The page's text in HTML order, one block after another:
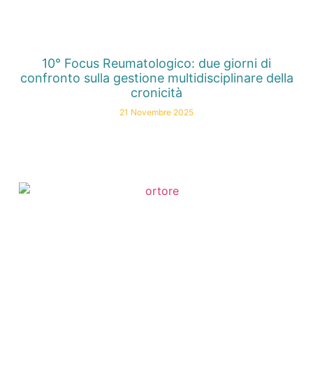
10° Focus Reumatologico: due giorni di
confronto sulla gestione multidisciplinare della
cronicità
21 Novembre 2025